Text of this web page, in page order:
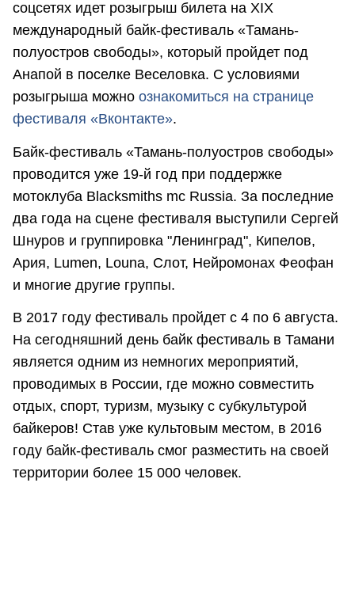
соцсетях идет розыгрыш билета на XIX
международный байк-фестиваль «Тамань-
полуостров свободы», который пройдет под
Анапой в поселке Веселовка. С условиями
розыгрыша можно ознакомиться на странице
фестиваля «Вконтакте».
Байк-фестиваль «Тамань-полуостров свободы»
проводится уже 19-й год при поддержке
мотоклуба Blacksmiths mc Russia. За последние
два года на сцене фестиваля выступили Сергей
Шнуров и группировка "Ленинград", Кипелов,
Ария, Lumen, Louna, Слот, Нейромонах Феофан
и многие другие группы.
В 2017 году фестиваль пройдет с 4 по 6 августа.
На сегодняшний день байк фестиваль в Тамани
является одним из немногих мероприятий,
проводимых в России, где можно совместить
отдых, спорт, туризм, музыку с субкультурой
байкеров! Став уже культовым местом, в 2016
году байк-фестиваль смог разместить на своей
территории более 15 000 человек.